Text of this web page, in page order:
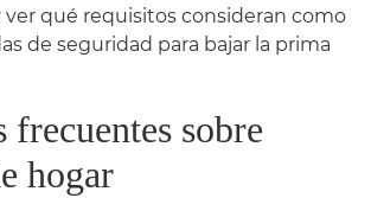
ver qué requisitos consideran como
de seguridad para bajar la prima
frecuentes sobre
hogar